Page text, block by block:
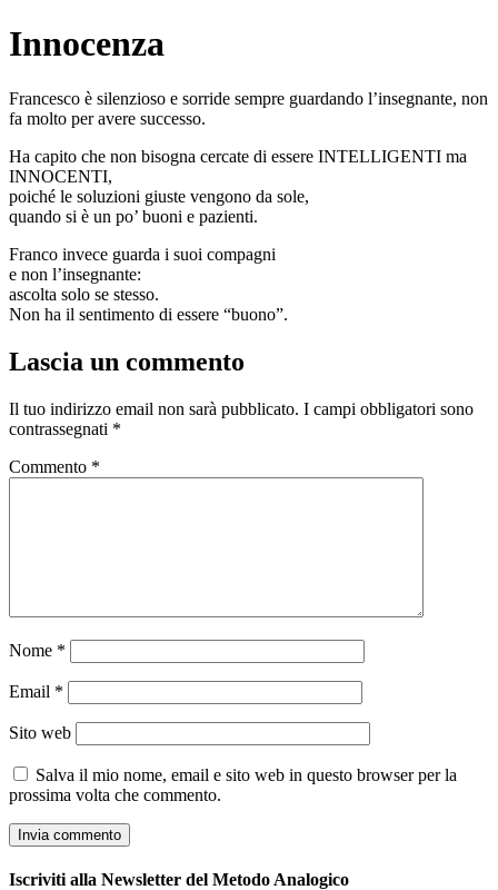
Innocenza
Francesco è silenzioso e sorride sempre guardando l’insegnante, non
fa molto per avere successo.
Ha capito che non bisogna cercate di essere INTELLIGENTI ma
INNOCENTI,
poiché le soluzioni giuste vengono da sole,
quando si è un po’ buoni e pazienti.
Franco invece guarda i suoi compagni
e non l’insegnante:
ascolta solo se stesso.
Non ha il sentimento di essere “buono”.
Lascia un commento
Il tuo indirizzo email non sarà pubblicato. I campi obbligatori sono
contrassegnati *
Commento *
Nome *
Email *
Sito web
Salva il mio nome, email e sito web in questo browser per la
prossima volta che commento.
Iscriviti alla Newsletter del Metodo Analogico